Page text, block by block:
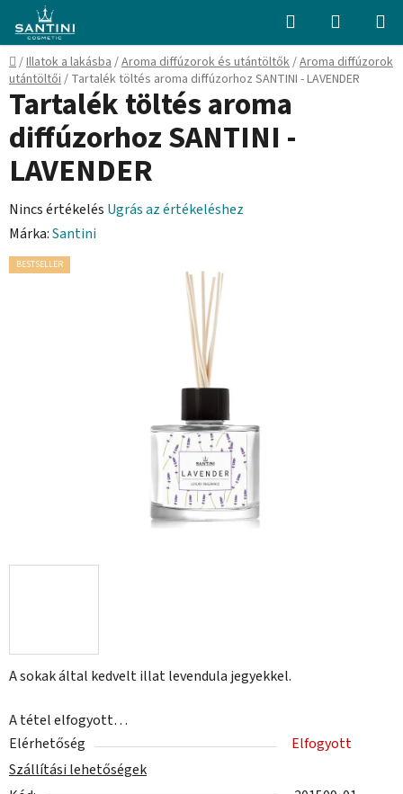
fő
tartalomhoz
Keresés KOSÁR
Kezdőlap
/Illatok a lakásba/Aroma diffúzorok és utántöltők/Aroma diffúzorok
utántöltői/ Tartalék töltés aroma diffúzorhoz SANTINI - LAVENDER
A sokak által kedvelt illat levendula jegyekkel.
A tétel elfogyott…
Elérhetőség
Elfogyott
Szállítási lehetőségek
Tartalék töltés aroma
diffúzorhoz SANTINI -
LAVENDER
A
termék
átlagos
Nincs értékelés Ugrás az értékeléshez
Márka:Santini
BESTSELLER